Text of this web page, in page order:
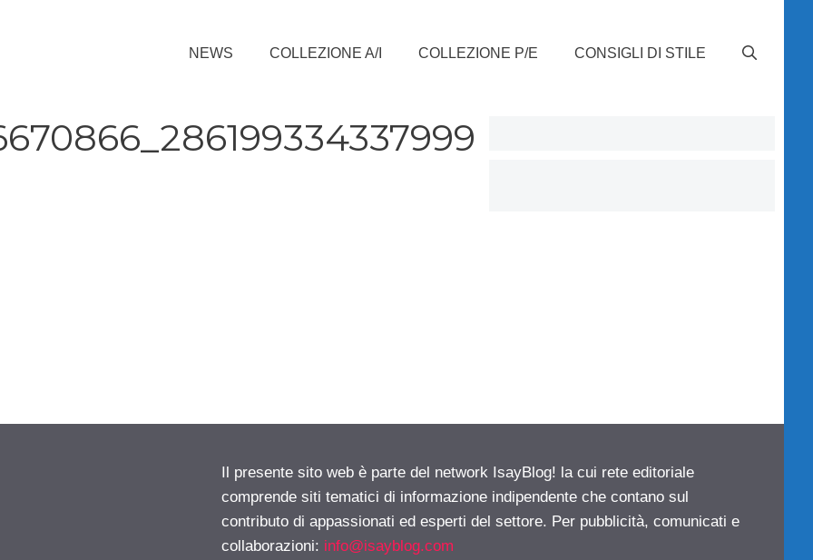
NEWS COLLEZIONE A/I COLLEZIONE P/E CONSIGLI DI STILE
Il presente sito web è parte del network IsayBlog! la cui rete editoriale
comprende siti tematici di informazione indipendente che contano sul
contributo di appassionati ed esperti del settore. Per pubblicità, comunicati e
collaborazioni: info@isayblog.com